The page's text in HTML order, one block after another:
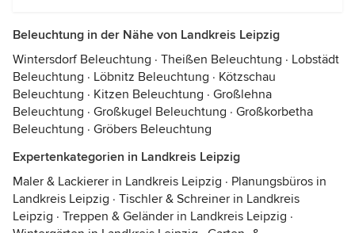
Beleuchtung in der Nähe von Landkreis Leipzig
Wintersdorf Beleuchtung · Theißen Beleuchtung · Lobstädt
Beleuchtung · Löbnitz Beleuchtung · Kötzschau
Beleuchtung · Kitzen Beleuchtung · Großlehna
Beleuchtung · Großkugel Beleuchtung · Großkorbetha
Beleuchtung · Gröbers Beleuchtung
Expertenkategorien in Landkreis Leipzig
Maler & Lackierer in Landkreis Leipzig · Planungsbüros in
Landkreis Leipzig · Tischler & Schreiner in Landkreis
Leipzig · Treppen & Geländer in Landkreis Leipzig ·